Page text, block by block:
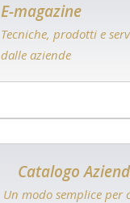
E-magazine
Tecniche, prodotti e
dalle aziende
Catalogo
Un modo semplice per